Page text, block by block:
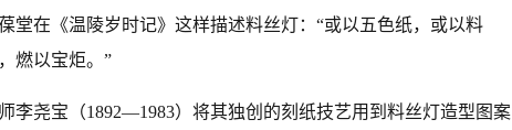
堂在《温陵岁时记》这样描述料丝灯：“或以五色纸，或以料
燃以宝炬。”
李尧宝（1892—1983）将其独创的刻纸技艺用到料丝灯造型图案